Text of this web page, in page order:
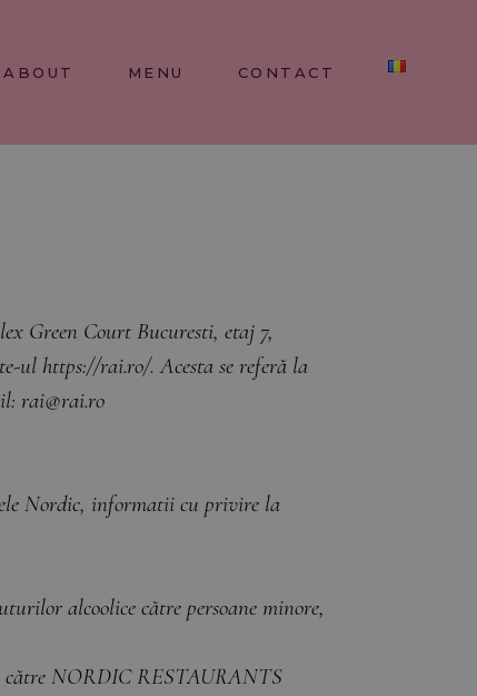
ABOUT MENU CONTACT
Green Court Bucuresti, etaj 7,
ul https://rai.ro/. Acesta se referă la
rai@rai.ro
Nordic, informatii cu privire la
alcoolice către persoane minore,
către NORDIC RESTAURANTS